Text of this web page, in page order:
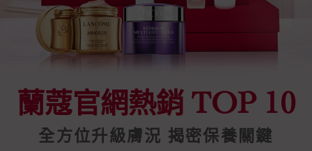
蘭蔻官網熱銷 TOP 10
全方位升級膚況 揭密保養關鍵